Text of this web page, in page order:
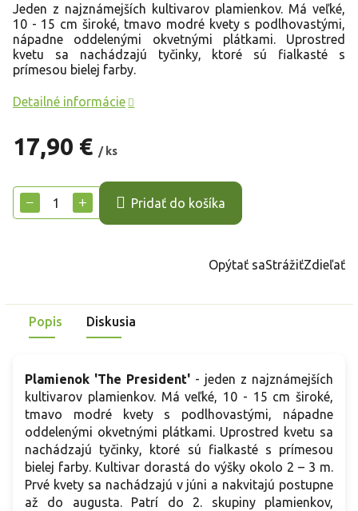
17,90 € / ks
cena:
+
− Pridať do košíka
Jeden z najznámejších kultivarov plamienkov. Má veľké,
10 - 15 cm široké, tmavo modré kvety s podlhovastými,
nápadne oddelenými okvetnými plátkami. Uprostred
kvetu sa nachádzajú tyčinky, ktoré sú fialkasté s
prímesou bielej farby.
Detailné informácie
Opýtať saStrážiťZdieľať
Popis Diskusia
Plamienok 'The President' - jeden z najznámejších
kultivarov plamienkov. Má veľké, 10 - 15 cm široké,
tmavo modré kvety s podlhovastými, nápadne
oddelenými okvetnými plátkami. Uprostred kvetu sa
nachádzajú tyčinky, ktoré sú fialkasté s prímesou
bielej farby. Kultivar dorastá do výšky okolo 2 – 3 m.
Prvé kvety sa nachádzajú v júni a nakvitajú postupne
až do augusta. Patrí do 2. skupiny plamienkov,